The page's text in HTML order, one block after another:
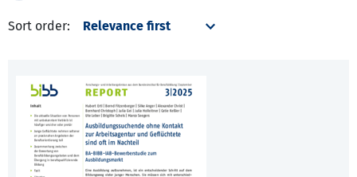
Sort order: